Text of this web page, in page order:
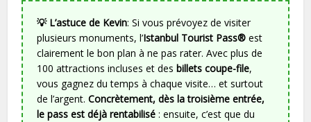
💡 L’astuce de Kevin: Si vous prévoyez de visiter
plusieurs monuments, l’Istanbul Tourist Pass® est
clairement le bon plan à ne pas rater. Avec plus de
100 attractions incluses et des billets coupe-file,
vous gagnez du temps à chaque visite… et surtout
de l’argent.Concrètement, dès la troisième entrée,
le pass est déjà rentabilisé : ensuite, c’est que du